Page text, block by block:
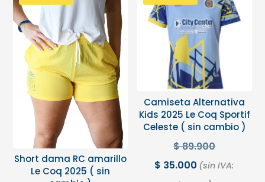
Short dama RC amarillo
Le Coq 2025 ( sin
Camiseta Alternativa
Kids 2025 Le Coq Sportif
Celeste ( sin cambio )
$89.900
$ 35.000 (sin IVA: